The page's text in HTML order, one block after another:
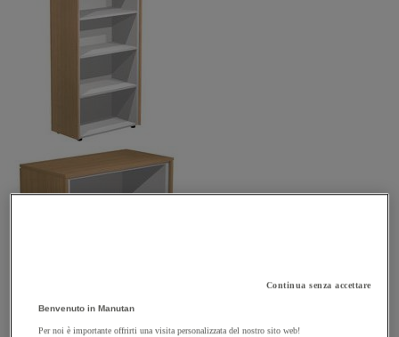
Continua senza accettare
Benvenuto in Manutan
Per noi è importante offrirti una visita personalizzata del nostro sito web!